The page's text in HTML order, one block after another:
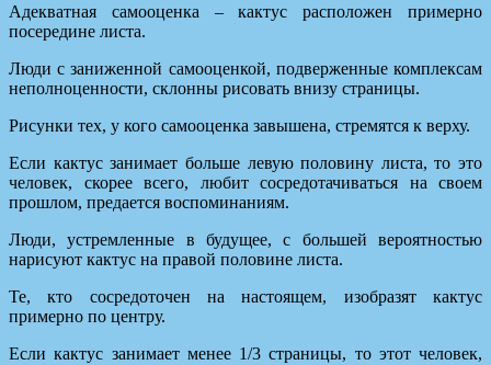
Адекватная самооценка – кактус расположен примерно
посередине листа.
Люди с заниженной самооценкой, подверженные комплексам
неполноценности, склонны рисовать внизу страницы.
Рисунки тех, у кого самооценка завышена, стремятся к верху.
Если кактус занимает больше левую половину листа, то это
человек, скорее всего, любит сосредотачиваться на своем
прошлом, предается воспоминаниям.
Люди, устремленные в будущее, с большей вероятностью
нарисуют кактус на правой половине листа.
Те, кто сосредоточен на настоящем, изобразят кактус
примерно по центру.
Если кактус занимает менее 1/3 страницы, то этот человек,